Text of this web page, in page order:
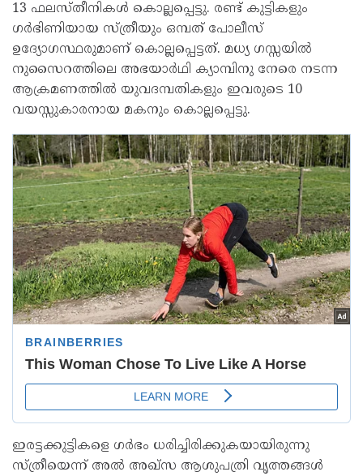
13 ഫലസ്തീനികൾ കൊല്ലപ്പെട്ടു. രണ്ട് കുട്ടികളും
ഗർഭിണിയായ സ്ത്രീയും ഒമ്പത് പോലീസ്
ഉദ്യോഗസ്ഥരുമാണ് കൊല്ലപ്പെട്ടത്. മധ്യ ഗസ്സയിൽ
നുസൈറത്തിലെ അഭയാർഥി ക്യാമ്പിനു നേരെ നടന്ന
ആക്രമണത്തിൽ യുവദമ്പതികളും ഇവരുടെ 10
വയസ്സുകാരനായ മകനും കൊല്ലപ്പെട്ടു.
ഇരട്ടക്കുട്ടികളെ ഗർഭം ധരിച്ചിരിക്കുകയായിരുന്നു
സ്ത്രീയെന്ന് അൽ അഖ്സ ആശുപത്രി വൃത്തങ്ങൾ